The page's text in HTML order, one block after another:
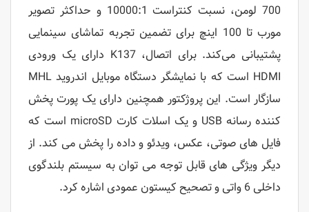
700 لومن، نسبت کنتراست 10000:1 و حداکثر تصویر
مورب تا 100 اینچ برای تضمین تجربه تماشای سینمایی
پشتیبانی می‌کند. برای اتصال، K137 دارای یک ورودی
HDMI است که با نمایشگر دستگاه موبایل اندروید MHL
سازگار است. این پروژکتور همچنین دارای یک پورت پخش
کننده رسانه USB و یک اسلات کارت microSD است که
فایل های صوتی، عکس، ویدئو و داده را پخش می کند. از
دیگر ویژگی های قابل توجه می توان به سیستم بلندگوی
داخلی 6 واتی و تصحیح کیستون عمودی اشاره کرد.